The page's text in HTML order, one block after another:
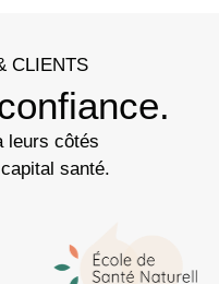
CLIENTS
leurs côtés
santé.